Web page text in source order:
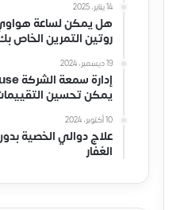
14 يناير، 2025
روتين التمرين الخاص
19 ديسمبر، 2024
يمكن تحسين
10 أكتوبر، 2024
علاج دوالي الخصية
الغفار